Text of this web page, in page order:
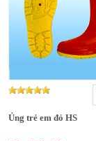
Ủng trẻ em đỏ HS